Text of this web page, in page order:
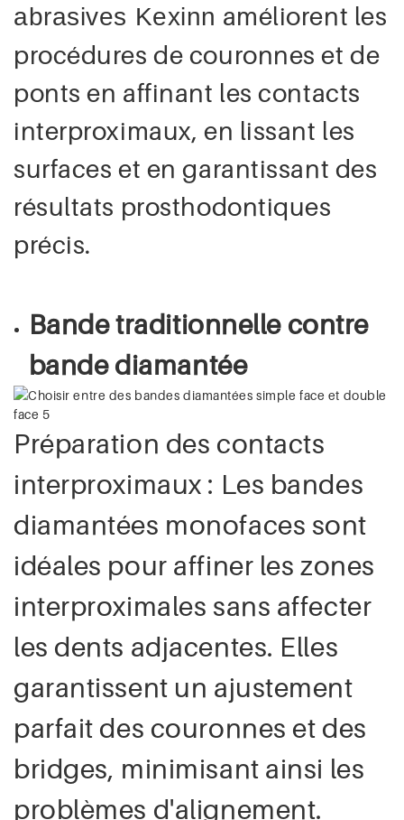
abrasives Kexinn améliorent les
procédures de couronnes et de
ponts en affinant les contacts
interproximaux, en lissant les
surfaces et en garantissant des
résultats prosthodontiques
précis.
Bande traditionnelle contre
bande diamantée
Préparation des contacts
interproximaux : Les bandes
diamantées monofaces sont
idéales pour affiner les zones
interproximales sans affecter
les dents adjacentes. Elles
garantissent un ajustement
parfait des couronnes et des
bridges, minimisant ainsi les
problèmes d'alignement.